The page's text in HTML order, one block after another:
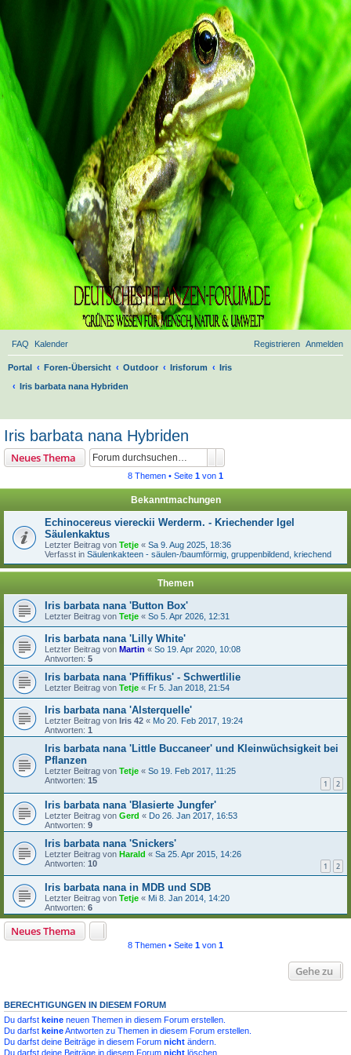
FAQ Kalender Anmelden
Registrieren
Portal Foren-Übersicht Outdoor Irisforum
Iris
Iris barbata nana Hybriden
Iris barbata nana Hybriden
Neues Thema
8 Themen • Seite 1 von 1
Bekanntmachungen
Echinocereus viereckii Werderm. - Kriechender Igel
Säulenkaktus
Letzter Beitrag von Tetje « Sa 9. Aug 2025, 18:36
Verfasst in Säulenkakteen - säulen-/baumförmig, gruppenbildend, kriechend
Themen
Iris barbata nana 'Button Box'
Letzter Beitrag von Tetje « So 5. Apr 2026, 12:31
Iris barbata nana 'Lilly White'
Letzter Beitrag von Martin « So 19. Apr 2020, 10:08
Antworten: 5
Iris barbata nana 'Pfiffikus' - Schwertlilie
Letzter Beitrag von Tetje « Fr 5. Jan 2018, 21:54
Iris barbata nana 'Alsterquelle'
Letzter Beitrag von Iris 42 « Mo 20. Feb 2017, 19:24
Antworten: 1
Iris barbata nana 'Little Buccaneer' und Kleinwüchsigkeit bei
Pflanzen
Letzter Beitrag von Tetje « So 19. Feb 2017, 11:25
Antworten: 15 1 2
Iris barbata nana 'Blasierte Jungfer'
Letzter Beitrag von Gerd « Do 26. Jan 2017, 16:53
Antworten: 9
Iris barbata nana 'Snickers'
Letzter Beitrag von Harald « Sa 25. Apr 2015, 14:26
Antworten: 10 1 2
Iris barbata nana in MDB und SDB
Letzter Beitrag von Tetje « Mi 8. Jan 2014, 14:20
Antworten: 6
Neues Thema
8 Themen • Seite 1 von 1
Gehe zu
BERECHTIGUNGEN IN DIESEM FORUM
Du darfst keine neuen Themen in diesem Forum erstellen.
Du darfst keineAntworten zu Themen in diesem Forum erstellen.
Du darfst deine Beiträge in diesem Forum nicht ändern.
Du darfst deine Beiträge in diesem Forum nicht löschen.